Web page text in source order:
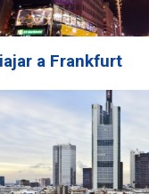
a Frankfurt